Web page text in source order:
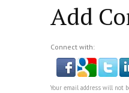
Add
Connect with:
Your email address will not